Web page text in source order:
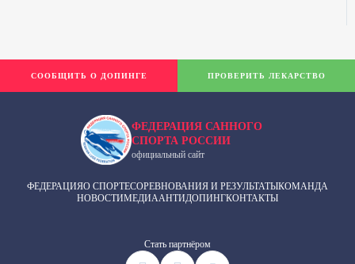
ФЕДЕРАЦИЯ САННОГО
СПОРТА РОССИИ
официальный сайт
ФЕДЕРАЦИЯО СПОРТЕСОРЕВНОВАНИЯ И РЕЗУЛЬТАТЫКОМАНДА
НОВОСТИМЕДИААНТИДОПИНГКОНТАКТЫ
Cтать партнёром
СООБЩИТЬ О ДОПИНГЕ ПРОВЕРИТЬ ЛЕКАРСТВО